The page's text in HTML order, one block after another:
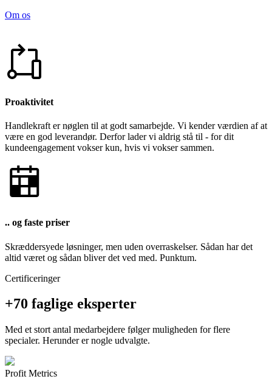
Om os
Proaktivitet
Handlekraft er nøglen til at godt samarbejde. Vi kender værdien af at
være en god leverandør. Derfor lader vi aldrig stå til - for dit
kundeengagement vokser kun, hvis vi vokser sammen.
.. og faste priser
Skræddersyede løsninger, men uden overraskelser. Sådan har det
altid været og sådan bliver det ved med. Punktum.
Certificeringer
+70 faglige eksperter
Med et stort antal medarbejdere følger muligheden for flere
specialer. Herunder er nogle udvalgte.
Profit Metrics